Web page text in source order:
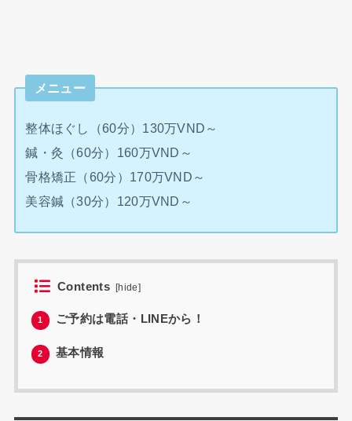
メニュー
整体ほぐし（60分）130万VND～
鍼・灸（60分）160万VND～
骨格矯正（60分）170万VND～
美容鍼（30分）120万VND～
Contents [hide]
1 ご予約は電話・LINEから！
2 基本情報